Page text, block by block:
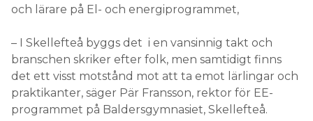
och lärare på El- och energiprogrammet,
– I Skellefteå byggs det i en vansinnig takt och
branschen skriker efter folk, men samtidigt finns
det ett visst motstånd mot att ta emot lärlingar och
praktikanter, säger Pär Fransson, rektor för EE-
programmet på Baldersgymnasiet, Skellefteå.